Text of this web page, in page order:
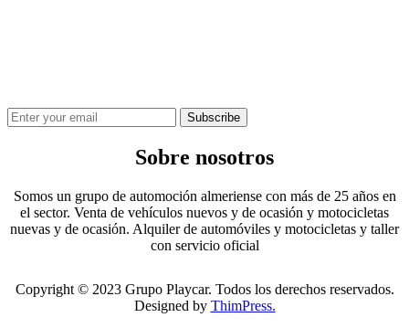
Subscribe
Sobre nosotros
Somos un grupo de automoción almeriense con más de 25 años en
el sector. Venta de vehículos nuevos y de ocasión y motocicletas
nuevas y de ocasión. Alquiler de automóviles y motocicletas y taller
con servicio oficial
Copyright © 2023 Grupo Playcar. Todos los derechos reservados.
Designed by ThimPress.